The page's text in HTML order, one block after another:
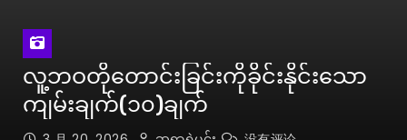
ဖာရိရှဲလူမျိုးဆိုတာဘာလဲ?
လူ့ဘဝတိုတောင်းခြင်းကိုခိုင်းနိုင်းသော
ကျမ်းချက်(၁၀)ချက်